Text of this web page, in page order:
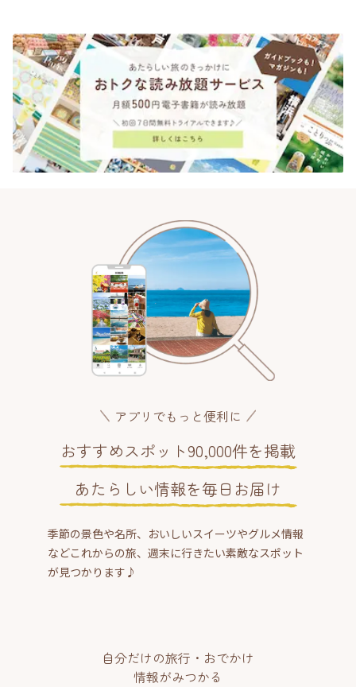
アプリでもっと便利に
おすすめスポット90,000件を掲載
あたらしい情報を毎日お届け
季節の景色や名所、おいしいスイーツやグルメ情報
などこれからの旅、週末に行きたい素敵なスポット
が見つかります♪
自分だけの旅行・おでかけ
情報がみつかる